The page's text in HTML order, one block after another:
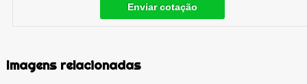
Enviar cotação
Imagens relacionadas